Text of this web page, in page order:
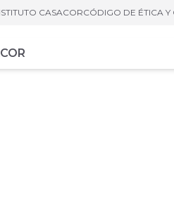
CASACORCÓDIGO DE ÉTICA